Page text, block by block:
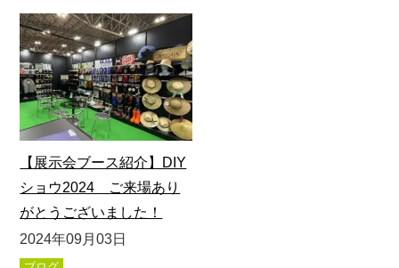
【展示会ブース紹介】DIY
ショウ2024 ご来場あり
がとうございました！
2024年09月03日